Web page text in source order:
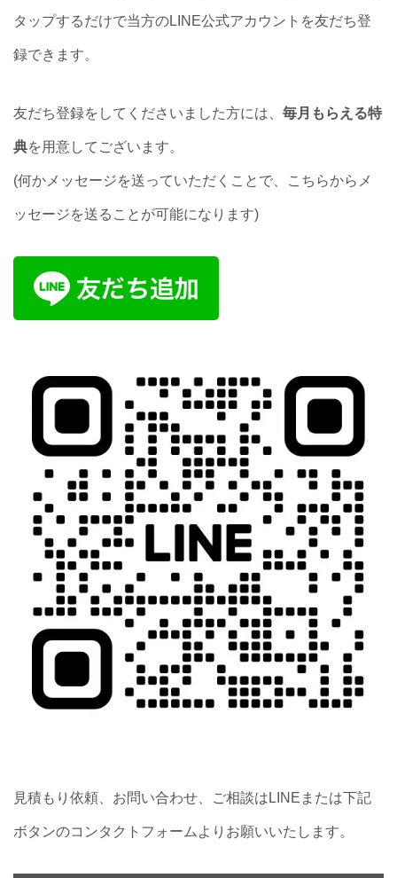
タップするだけで当方のLINE公式アカウントを友だち登
録できます。
友だち登録をしてくださいました方には、 毎月もらえる特
典を用意してございます。
(何かメッセージを送っていただくことで、こちらからメ
ッセージを送ることが可能になります)
見積もり依頼、お問い合わせ、ご相談はLINEまたは下記
ボタンのコンタクトフォームよりお願いいたします。